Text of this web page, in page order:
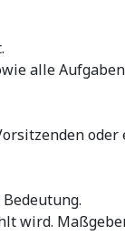
alle
wird.